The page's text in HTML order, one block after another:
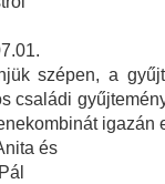
szépen, a
családi
igazán
és